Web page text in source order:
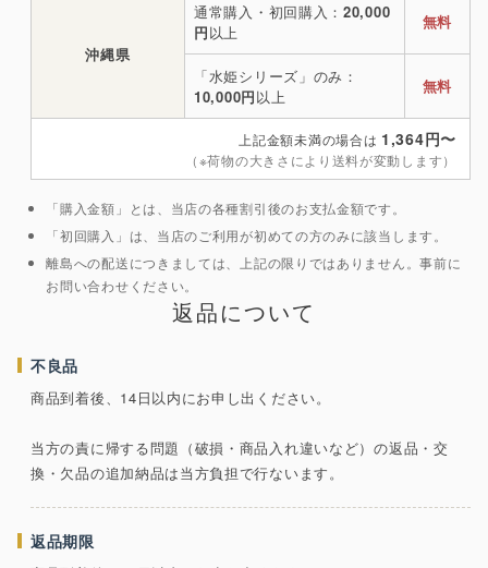
沖縄県
通常購入・初回購入： 20,000
円以上
無料
「水姫シリーズ」のみ：
10,000円以上
無料
上記金額未満の場合は 1,364円〜
（※荷物の大きさにより送料が変動します）
「購入金額」とは、当店の各種割引後のお支払金額です。
「初回購入」は、当店のご利用が初めての方のみに該当します。
離島への配送につきましては、上記の限りではありません。事前に
お問い合わせください。
返品について
不良品
商品到着後、14日以内にお申し出ください。
当方の責に帰する問題（破損・商品入れ違いなど）の返品・交
換・欠品の追加納品は当方負担で行ないます。
返品期限